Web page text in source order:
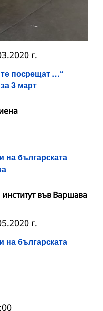
посрещат …“
3 март
г.
на българската
институт във Варшава
на българската
г.